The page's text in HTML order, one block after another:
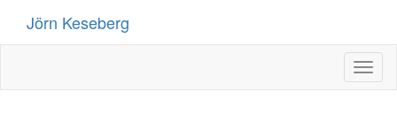
Inhalt
Jörn Keseberg